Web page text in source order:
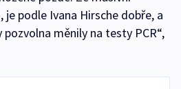
podle Ivana Hirsche dobře, a
měnily na testy PCR“,